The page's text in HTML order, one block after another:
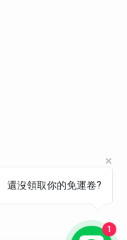
還沒領取你的免運卷?
1